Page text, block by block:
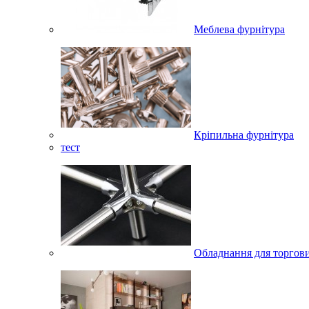
Меблева фурнітура
Кріпильна фурнітура
тест
Обладнання для